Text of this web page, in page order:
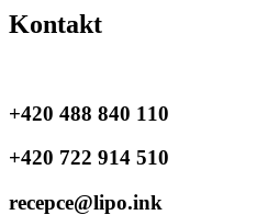
Kontakt
+420 488 840 110
+420 722 914 510
recepce@lipo.ink